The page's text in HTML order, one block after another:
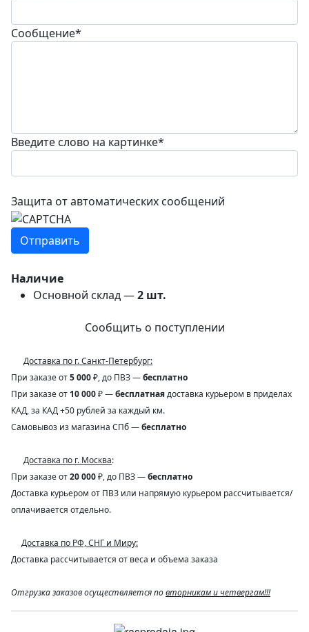
Сообщение*
Введите слово на картинке*
Защита от автоматических сообщений
Наличие
Основной склад —2 шт.
Сообщить о поступлении
Доставка по г. Санкт-Петербург:
При заказе от5 000₽, до ПВЗ —бесплатно
При заказе от 10 000₽ —бесплатнаядоставка курьером в приделах
КАД, за КАД +50 рублей за каждый км.
Самовывоз из магазина СПб —бесплатно
Доставка по г. Москва:
При заказе от20 000₽, до ПВЗ —бесплатно
Доставка курьером от ПВЗ или напрямую курьером рассчитывается/
оплачивается отдельно.
Доставка по РФ, СНГ и Миру:
Доставка рассчитывается от веса и объема заказа
Отгрузка заказов осуществляется повторникам и четвергам!!!